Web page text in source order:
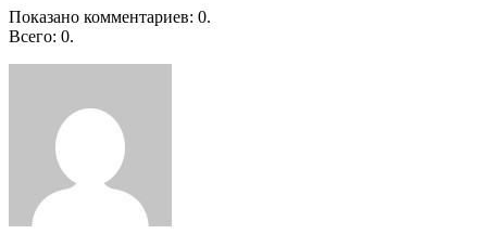
Показано комментариев: 0.
Всего: 0.